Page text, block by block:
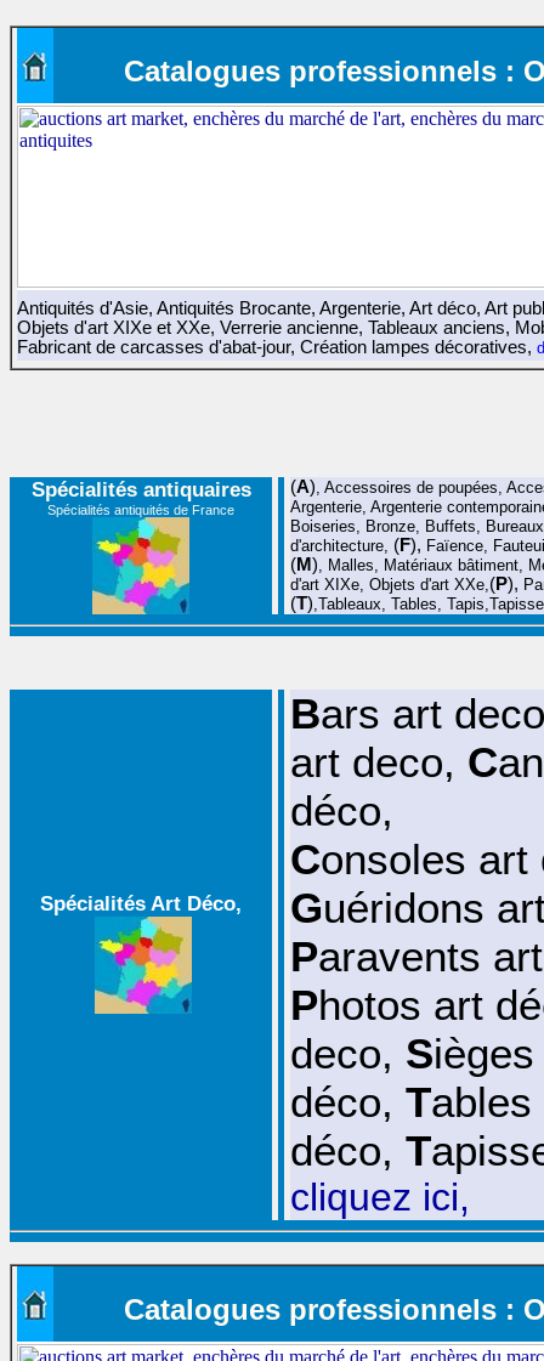
Catalogues professionnels :
Antiquités d'Asie, Antiquités Brocante, Argenterie, Art déco, Art
Objets d'art XIXe et XXe, Verrerie ancienne, Tableaux anciens,
Fabricant de carcasses d'abat-jour, Création lampes décoratives,
Spécialités antiquaires
Spécialités antiquités de France
(A), Accessoires de poupées,
Argenterie, Argenterie
Boiseries, Bronze, Buffets, Bureaux
d'architecture, (F), Faïence,
(M), Malles, Matériaux bâtiment,
d'art XIXe, Objets d'art XXe,(P),
(T),Tableaux, Tables, Tapis,
Spécialités Art Déco,
Bars art deco
art deco, C
déco,
Consoles art
Guéridons
Paravents
Photos art
deco, S
déco, T
déco, T
cliquez ici,
Catalogues professionnels :